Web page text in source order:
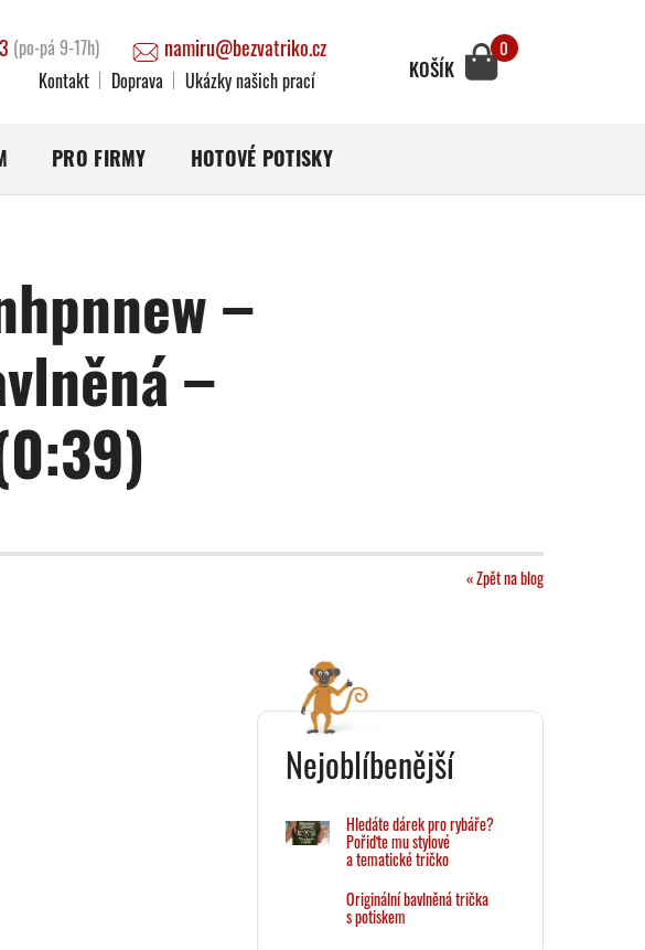
(po-pá 9-17h) namiru@bezvatriko.cz
Kontakt Doprava Ukázky našich prací KOŠÍK
0
PRO FIRMY HOTOVÉ POTISKY
–
–
« Zpět na blog
Nejoblíbenější
Hledáte dárek pro rybáře?
Pořiďte mu stylové
a tematické tričko
Originální bavlněná trička
s potiskem